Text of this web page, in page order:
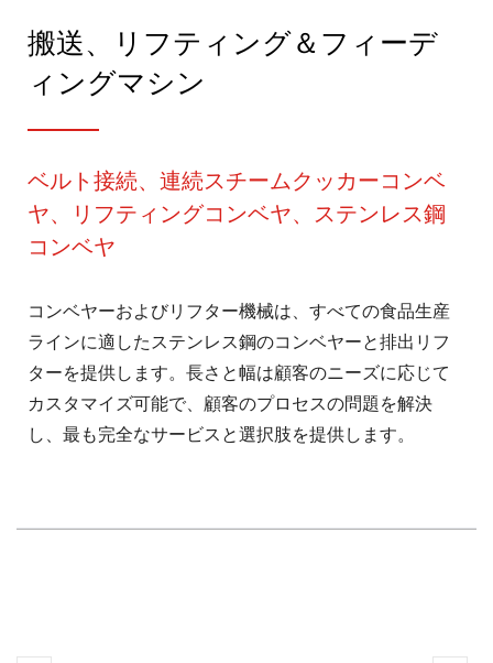
搬送、リフティング＆フィーデ
ィングマシン
ベルト接続、連続スチームクッカーコンベ
ヤ、リフティングコンベヤ、ステンレス鋼
コンベヤ
コンベヤーおよびリフター機械は、すべての食品生産
ラインに適したステンレス鋼のコンベヤーと排出リフ
ターを提供します。長さと幅は顧客のニーズに応じて
カスタマイズ可能で、顧客のプロセスの問題を解決
し、最も完全なサービスと選択肢を提供します。